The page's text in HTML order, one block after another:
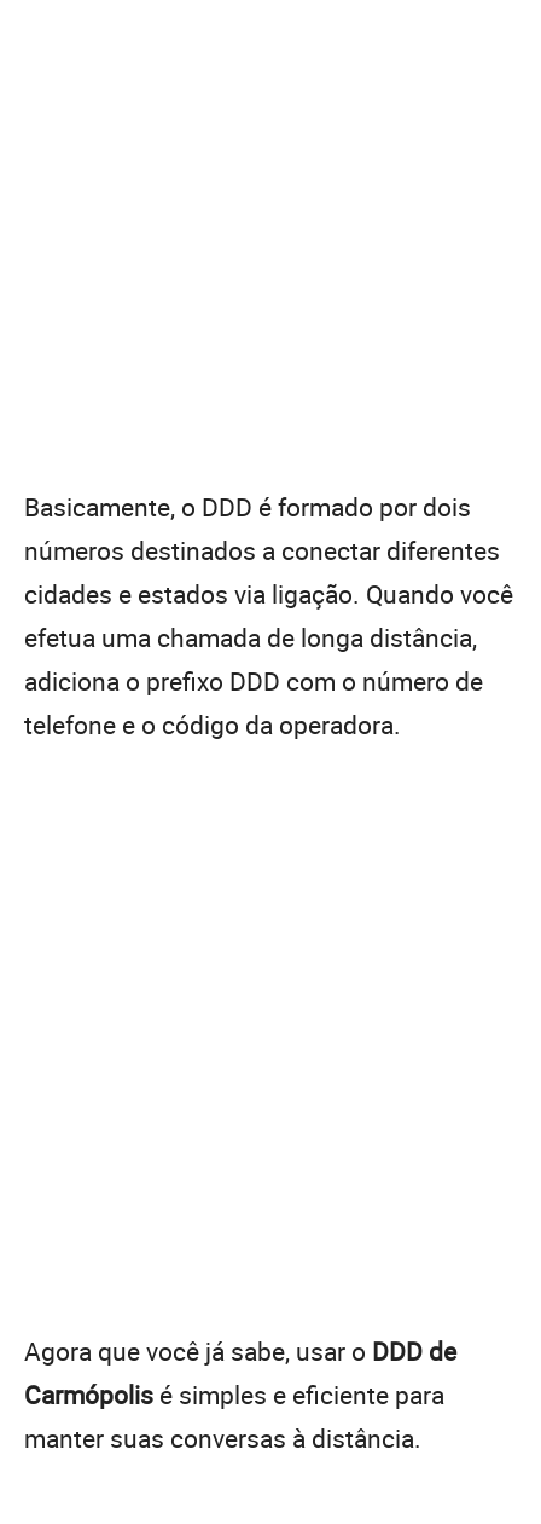
Basicamente, o DDD é formado por dois
números destinados a conectar diferentes
cidades e estados via ligação. Quando você
efetua uma chamada de longa distância,
adiciona o prefixo DDD com o número de
telefone e o código da operadora.
Agora que você já sabe, usar o DDD de
Carmópolis é simples e eficiente para
manter suas conversas à distância.